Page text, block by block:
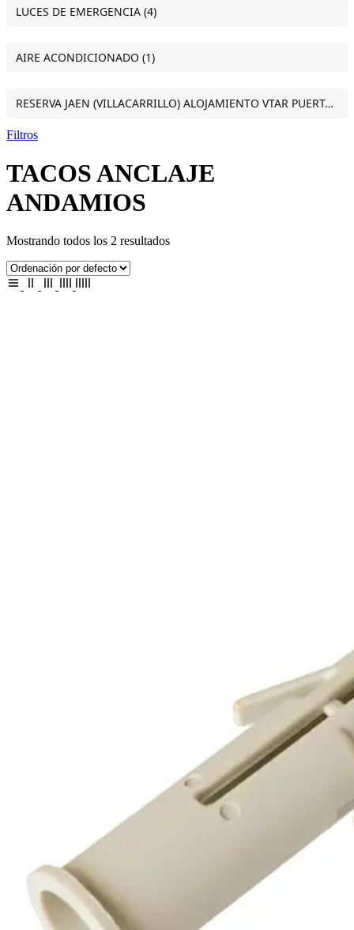
LUCES DE EMERGENCIA (4)
AIRE ACONDICIONADO (1)
RESERVA JAEN (VILLACARRILLO) ALOJAMIENTO VTAR PUERTA DEL SOL ESTUDIO VILLACARRILLO (JAEN) (1)
Filtros
TACOS ANCLAJE
ANDAMIOS
Mostrando todos los 2 resultados